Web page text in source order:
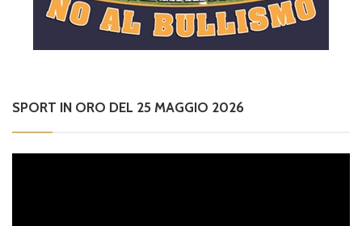
SPORT IN ORO DEL 25 MAGGIO 2026